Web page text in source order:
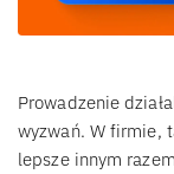
Prowadzenie
wyzwań. W firmie,
lepsze innym